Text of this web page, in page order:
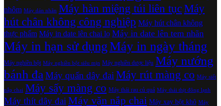
nhôm Máy dán nhãn Máy hàn miệng túi liên tụcMáy
hút chân không công nghiệp Máy hút chân không
thực phẩm Máy in date lên chai lọ Máy in date lên tem nhãn
Máy in hạn sử dụngMáy in ngày tháng
Máy nghiền bột Máy nghiền bột siêu mịn Máy nghiền dược liệu Máy nướng
bánh đa Máy quấn dây đai Máy rút màng co Máy siết
nắp chai Máy sấy màng co Máy thái rau củ quả Máy thái thịt đông lạnh
Máy thít dây đai Máy vặn nắp chai Máy xay bột khô Máy